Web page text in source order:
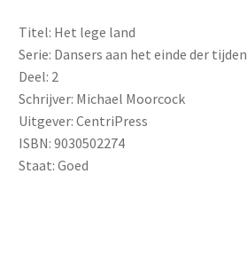
Titel: Het lege land
Serie: Dansers aan het einde der tijden
Deel: 2
Schrijver: Michael Moorcock
Uitgever: CentriPress
ISBN: 9030502274
Staat: Goed